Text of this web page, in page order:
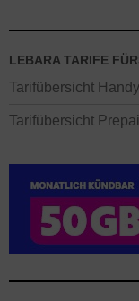
LEBARA TARIFE
Tarifübersicht
Tarifübersicht